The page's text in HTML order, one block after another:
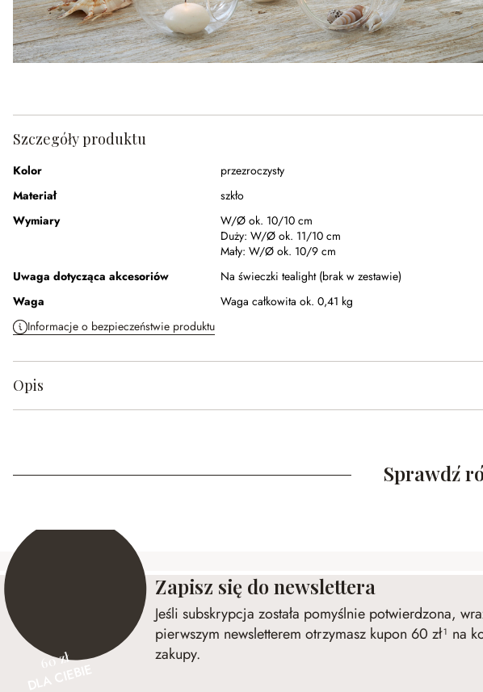
Szczegóły produktu
Kolor
przezroczysty
Materiał
szkło
Wymiary
W/Ø ok. 10/10 cm
Duży: W/Ø ok. 11/10 cm
Mały: W/Ø ok. 10/9 cm
Uwaga dotycząca akcesoriów
Na świeczki tealight (brak w zestawie)
Waga
Waga całkowita ok. 0,41 kg
Informacje o bezpieczeństwie produktu
Opis
Sprawdź
60 zł
Zapisz się do newslettera
Jeśli subskrypcja została pomyślnie potwierdzona,
pierwszym newsletterem otrzymasz kupon 60 zł¹ na
zakupy.